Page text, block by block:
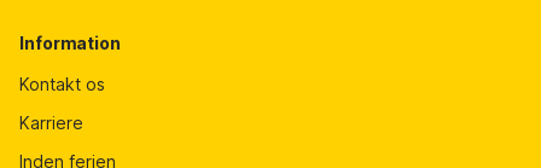
Information
Kontakt os
Karriere
Inden ferien